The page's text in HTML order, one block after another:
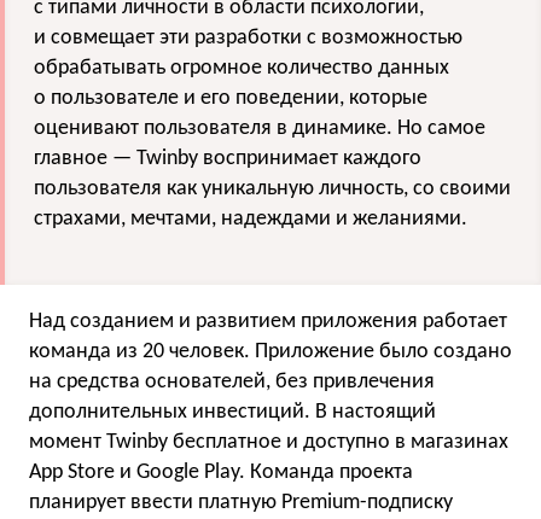
с типами личности в области психологии,
и совмещает эти разработки с возможностью
обрабатывать огромное количество данных
о пользователе и его поведении, которые
оценивают пользователя в динамике. Но самое
главное — Twinby воспринимает каждого
пользователя как уникальную личность, со своими
страхами, мечтами, надеждами и желаниями.
Над созданием и развитием приложения работает
команда из 20 человек. Приложение было создано
на средства основателей, без привлечения
дополнительных инвестиций. В настоящий
момент Twinby бесплатное и доступно в магазинах
App Store и Google Play. Команда проекта
планирует ввести платную Premium-подписку